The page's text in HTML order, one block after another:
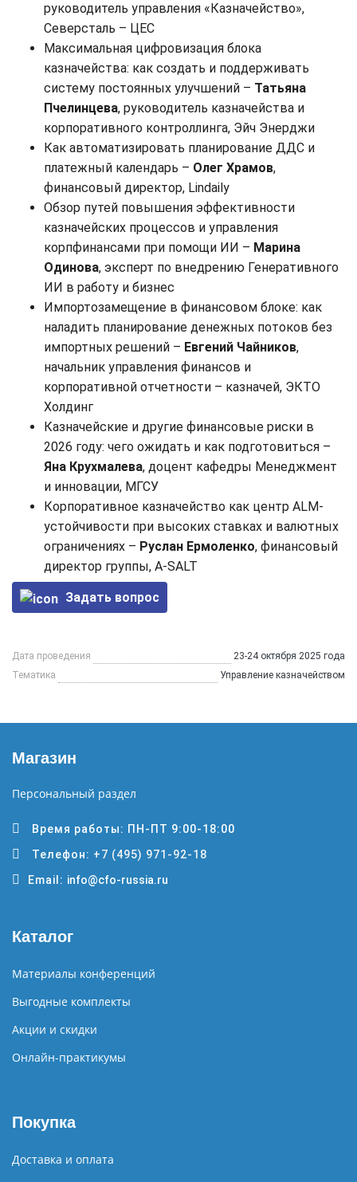
руководитель управления «Казначейство»,
Северсталь – ЦЕС
Максимальная цифровизация блока
казначейства: как создать и поддерживать
систему постоянных улучшений – Татьяна
Пчелинцева, руководитель казначейства и
корпоративного контроллинга, Эйч Энерджи
Как автоматизировать планирование ДДС и
платежный календарь – Олег Храмов,
финансовый директор, Lindaily
Обзор путей повышения эффективности
казначейских процессов и управления
корпфинансами при помощи ИИ – Марина
Одинова, эксперт по внедрению Генеративного
ИИ в работу и бизнес
Импортозамещение в финансовом блоке: как
наладить планирование денежных потоков без
импортных решений – Евгений Чайников,
начальник управления финансов и
корпоративной отчетности – казначей, ЭКТО
Холдинг
Казначейские и другие финансовые риски в
2026 году: чего ожидать и как подготовиться –
Яна Крухмалева, доцент кафедры Менеджмент
и инновации, МГСУ
Корпоративное казначейство как центр ALM-
устойчивости при высоких ставках и валютных
ограничениях – Руслан Ермоленко, финансовый
директор группы, A-SALT
Задать вопрос
Дата проведения
23-24 октября 2025 года
Тематика
Управление казначейством
Магазин
Персональный раздел
Время работы: ПН-ПТ 9:00-18:00
Телефон: +7 (495) 971-92-18
Email: info@cfo-russia.ru
Каталог
Материалы конференций
Выгодные комплекты
Акции и скидки
Онлайн-практикумы
Покупка
Доставка и оплата